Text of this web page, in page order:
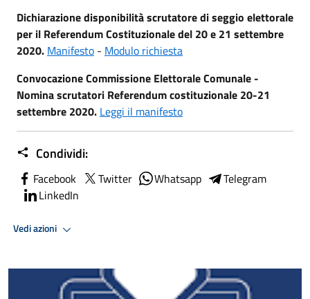
Dichiarazione disponibilità scrutatore di seggio elettorale
per il Referendum Costituzionale del 20 e 21 settembre
2020. Manifesto - Modulo richiesta
Convocazione Commissione Elettorale Comunale -
Nomina scrutatori Referendum costituzionale 20-21
settembre 2020. Leggi il manifesto
Condividi:
Facebook Twitter Whatsapp
Telegram
LinkedIn
Vedi azioni